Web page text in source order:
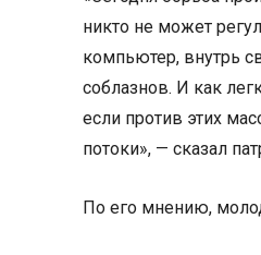
никто не может
компьютер, внутрь
соблазнов. И как
если против этих
потоки», — сказал
По его мнению,